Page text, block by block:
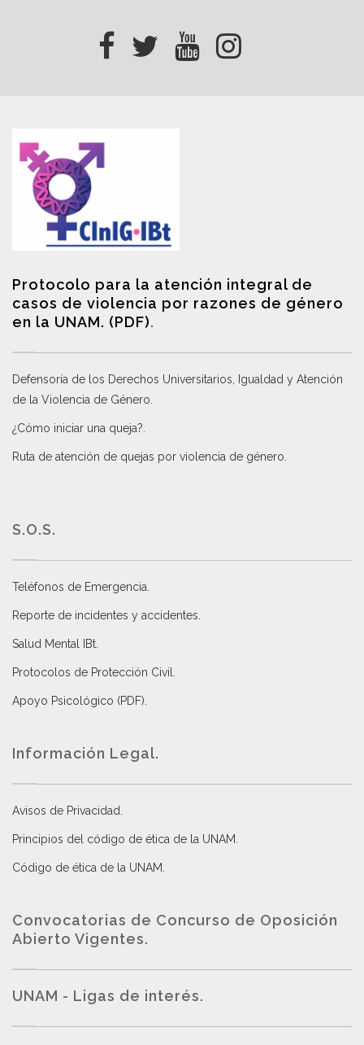
Protocolo para la atención integral de
casos de violencia por razones de género
en la UNAM. (PDF).
Defensoría de los Derechos Universitarios, Igualdad y Atención
de la Violencia de Género
¿Cómo iniciar una queja?
Ruta de atención de quejas por violencia de género
S.O.S.
Teléfonos de Emergencia.
Reporte de incidentes y accidentes
Salud Mental IBt
Protocolos de Protección Civil
Apoyo Psicológico (PDF)
Información Legal.
Avisos de Privacidad
Principios del código de ética de la UNAM
Código de ética de la UNAM
Convocatorias de Concurso de Oposición
Abierto Vigentes.
UNAM - Ligas de interés.